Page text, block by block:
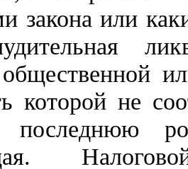
закона или
которой не